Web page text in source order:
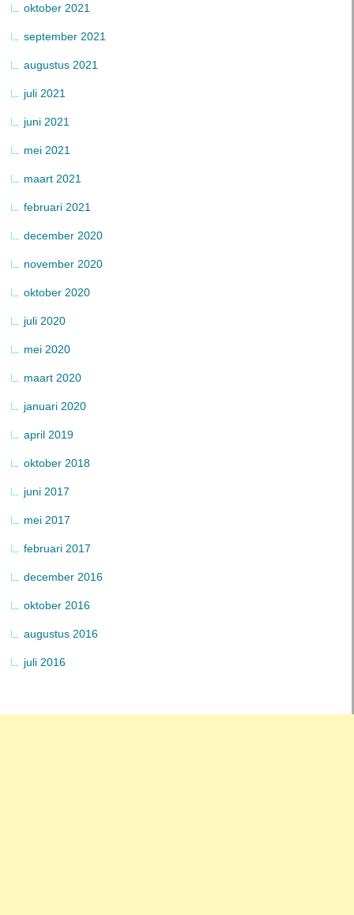
oktober 2021
september 2021
augustus 2021
juli 2021
juni 2021
mei 2021
maart 2021
februari 2021
december 2020
november 2020
oktober 2020
juli 2020
mei 2020
maart 2020
januari 2020
april 2019
oktober 2018
juni 2017
mei 2017
februari 2017
december 2016
oktober 2016
augustus 2016
juli 2016